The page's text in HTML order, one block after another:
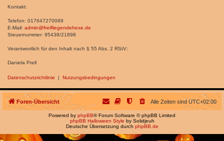
Kontakt:
Telefon: 017647270089
E-Mail: admin@freifliegendehexe.de
Steuernummer: 95438/21898
Verantwortlich für den Inhalt nach § 55 Abs. 2 RStV:
Daniela Prell
Datenschutzrichtlinie | Nutzungsbedingungen
Foren-Übersicht Alle Zeiten sindUTC+02:00
Powered by phpBB® Forum Software © phpBB Limited
phpBB Halloween Style by Solidjeuh
Deutsche Übersetzung durch phpBB.de